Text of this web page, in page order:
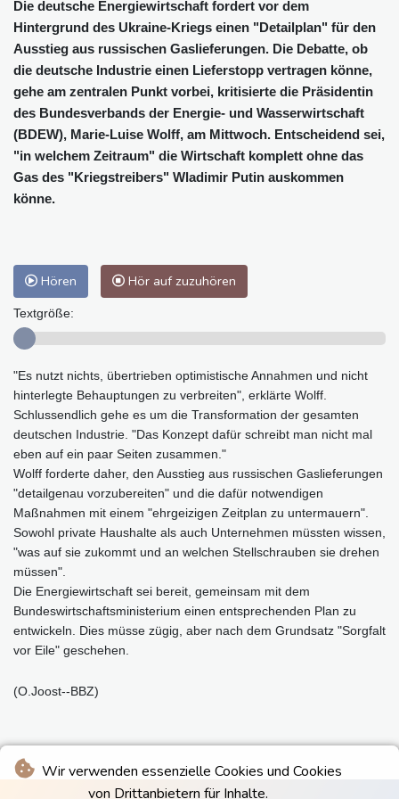
Wir verwenden essenzielle Cookies und Cookies
von Drittanbietern für Inhalte.
Die deutsche Energiewirtschaft fordert vor dem
Hintergrund des Ukraine-Kriegs einen "Detailplan" für den
Ausstieg aus russischen Gaslieferungen. Die Debatte, ob
die deutsche Industrie einen Lieferstopp vertragen könne,
gehe am zentralen Punkt vorbei, kritisierte die Präsidentin
des Bundesverbands der Energie- und Wasserwirtschaft
(BDEW), Marie-Luise Wolff, am Mittwoch. Entscheidend sei,
"in welchem Zeitraum" die Wirtschaft komplett ohne das
Gas des "Kriegstreibers" Wladimir Putin auskommen
könne.
Hören Hör auf zuzuhören
Textgröße:
"Es nutzt nichts, übertrieben optimistische Annahmen und nicht
hinterlegte Behauptungen zu verbreiten", erklärte Wolff.
Schlussendlich gehe es um die Transformation der gesamten
deutschen Industrie. "Das Konzept dafür schreibt man nicht mal
eben auf ein paar Seiten zusammen."
Wolff forderte daher, den Ausstieg aus russischen Gaslieferungen
"detailgenau vorzubereiten" und die dafür notwendigen
Maßnahmen mit einem "ehrgeizigen Zeitplan zu untermauern".
Sowohl private Haushalte als auch Unternehmen müssten wissen,
"was auf sie zukommt und an welchen Stellschrauben sie drehen
müssen".
Die Energiewirtschaft sei bereit, gemeinsam mit dem
Bundeswirtschaftsministerium einen entsprechenden Plan zu
entwickeln. Dies müsse zügig, aber nach dem Grundsatz "Sorgfalt
vor Eile" geschehen.
(O.Joost--BBZ)